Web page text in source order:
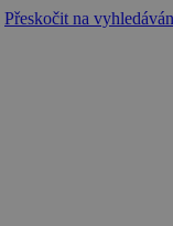
Přeskočit na